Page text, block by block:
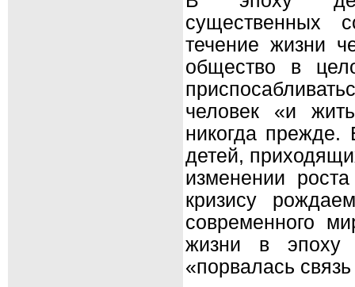
существенных
течение жизни
общество в
человек «и
никогда
детей,
изменении
кризису
современного
жизни в эпоху
«порвалась